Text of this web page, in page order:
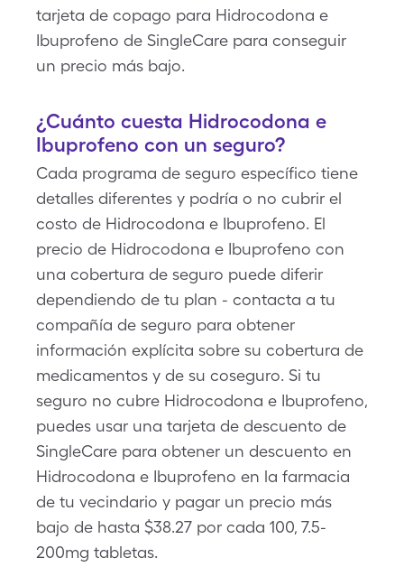
tarjeta de copago para Hidrocodona e
Ibuprofeno de SingleCare para conseguir
un precio más bajo.
¿Cuánto cuesta Hidrocodona e
Ibuprofeno con un seguro?
Cada programa de seguro específico tiene
detalles diferentes y podría o no cubrir el
costo de Hidrocodona e Ibuprofeno. El
precio de Hidrocodona e Ibuprofeno con
una cobertura de seguro puede diferir
dependiendo de tu plan - contacta a tu
compañía de seguro para obtener
información explícita sobre su cobertura de
medicamentos y de su coseguro. Si tu
seguro no cubre Hidrocodona e Ibuprofeno,
puedes usar una tarjeta de descuento de
SingleCare para obtener un descuento en
Hidrocodona e Ibuprofeno en la farmacia
de tu vecindario y pagar un precio más
bajo de hasta $38.27 por cada 100, 7.5-
200mg tabletas.